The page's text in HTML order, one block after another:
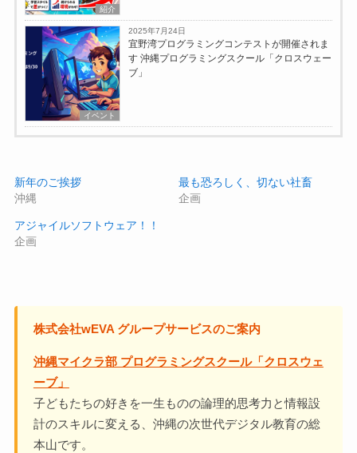
紹介
イベント
2025年7月24日
宜野湾プログラミングコンテストが開催されま
す 沖縄プログラミングスクール「クロスウェー
ブ」
新年のご挨拶
沖縄
最も恐ろしく、切ない社畜
企画
アジャイルソフトウェア！！
企画
株式会社wEVA グループサービスのご案内
沖縄マイクラ部 プログラミングスクール「クロスウェ
ーブ」
子どもたちの好きを一生ものの論理的思考力と情報設
計のスキルに変える、沖縄の次世代デジタル教育の総
本山です。